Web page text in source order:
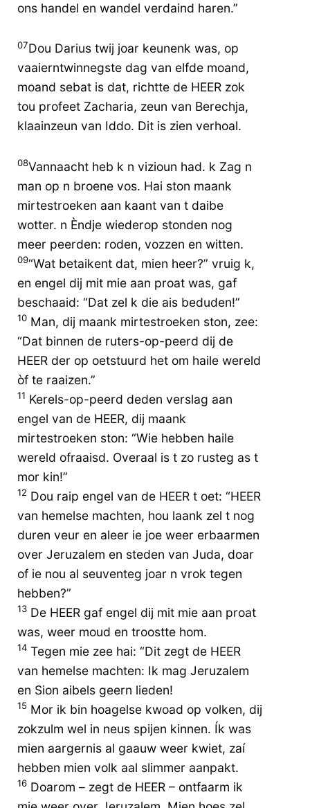
ons handel en wandel verdaind haren.”
07Dou Darius twij joar keunenk was, op
vaaierntwinnegste dag van elfde moand,
moand sebat is dat, richtte de HEER zok
tou profeet Zacharia, zeun van Berechja,
klaainzeun van Iddo. Dit is zien verhoal.
08Vannaacht heb k n vizioun had. k Zag n
man op n broene vos. Hai ston maank
mirtestroeken aan kaant van t daibe
wotter. n Èndje wiederop stonden nog
meer peerden: roden, vozzen en witten.
09“Wat betaikent dat, mien heer?” vruig k,
en engel dij mit mie aan proat was, gaf
beschaaid: “Dat zel k die ais beduden!”
10 Man, dij maank mirtestroeken ston, zee:
“Dat binnen de ruters-op-peerd dij de
HEER der op oetstuurd het om haile wereld
òf te raaizen.”
11 Kerels-op-peerd deden verslag aan
engel van de HEER, dij maank
mirtestroeken ston: “Wie hebben haile
wereld ofraaisd. Overaal is t zo rusteg as t
mor kin!”
12 Dou raip engel van de HEER t oet: “HEER
van hemelse machten, hou laank zel t nog
duren veur en aleer ie joe weer erbaarmen
over Jeruzalem en steden van Juda, doar
of ie nou al seuventeg joar n vrok tegen
hebben?”
13 De HEER gaf engel dij mit mie aan proat
was, weer moud en troostte hom.
14 Tegen mie zee hai: “Dit zegt de HEER
van hemelse machten: Ik mag Jeruzalem
en Sion aibels geern lieden!
15 Mor ik bin hoagelse kwoad op volken, dij
zokzulm wel in neus spijen kinnen. Ík was
mien aargernis al gaauw weer kwiet, zaí
hebben mien volk aal slimmer aanpakt.
16 Doarom – zegt de HEER – ontfaarm ik